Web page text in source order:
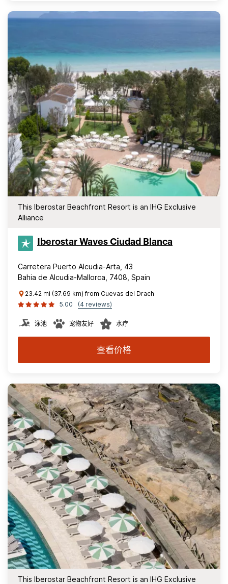
This Iberostar Beachfront Resort is an IHG Exclusive
Alliance
Iberostar Waves Ciudad Blanca
Carretera Puerto Alcudia-Arta, 43
Bahia de Alcudia-Mallorca, 7408, Spain
23.42 mi (37.69 km) from Cuevas del Drach
5.00
(4 reviews)
泳池 宠物友好 水疗
查看价格
This Iberostar Beachfront Resort is an IHG Exclusive